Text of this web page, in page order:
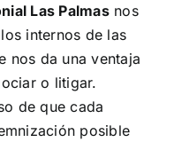
Las Palmasnos
internos de las
nos da una ventaja
o litigar.
de que cada
posible